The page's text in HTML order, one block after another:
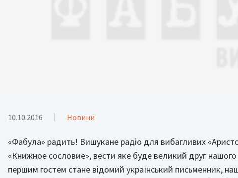
10.10.2016 Новини
«Фабула» радить! Вишукане радіо для вибагливих
«Книжное сословие», вести яке буде великий друг
першим гостем стане відомий український письменник,